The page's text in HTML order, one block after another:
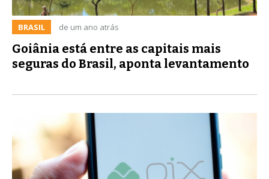
BRASIL de um ano atrás
Goiânia está entre as capitais mais
seguras do Brasil, aponta levantamento